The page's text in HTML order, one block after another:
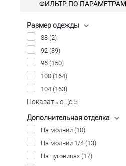
ФИЛЬТР ПО ПАРАМЕТРАМ
Размер одежды
88 (2)
92 (39)
96 (150)
100 (164)
104 (163)
Показать ещё 5
Дополнительная отделка
На молнии (10)
На молнии 1/4 (13)
На пуговицах (17)